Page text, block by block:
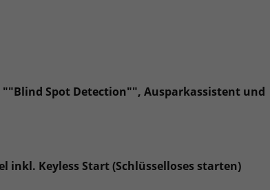
Spot Detection"", Ausparkassistent und
inkl. Keyless Start (Schlüsselloses starten)